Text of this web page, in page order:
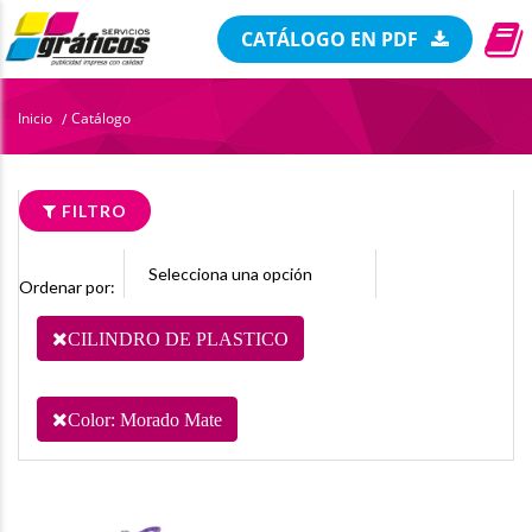
CATÁLOGO EN PDF
Inicio / Catálogo
FILTRO
Ordenar por:
CILINDRO DE PLASTICO
Color: Morado Mate